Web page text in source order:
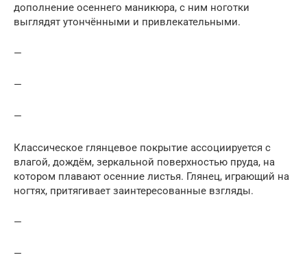
дополнение осеннего маникюра, с ним ноготки
выглядят утончёнными и привлекательными.
—
—
—
Классическое глянцевое покрытие ассоциируется с
влагой, дождём, зеркальной поверхностью пруда, на
котором плавают осенние листья. Глянец, играющий на
ногтях, притягивает заинтересованные взгляды.
—
—